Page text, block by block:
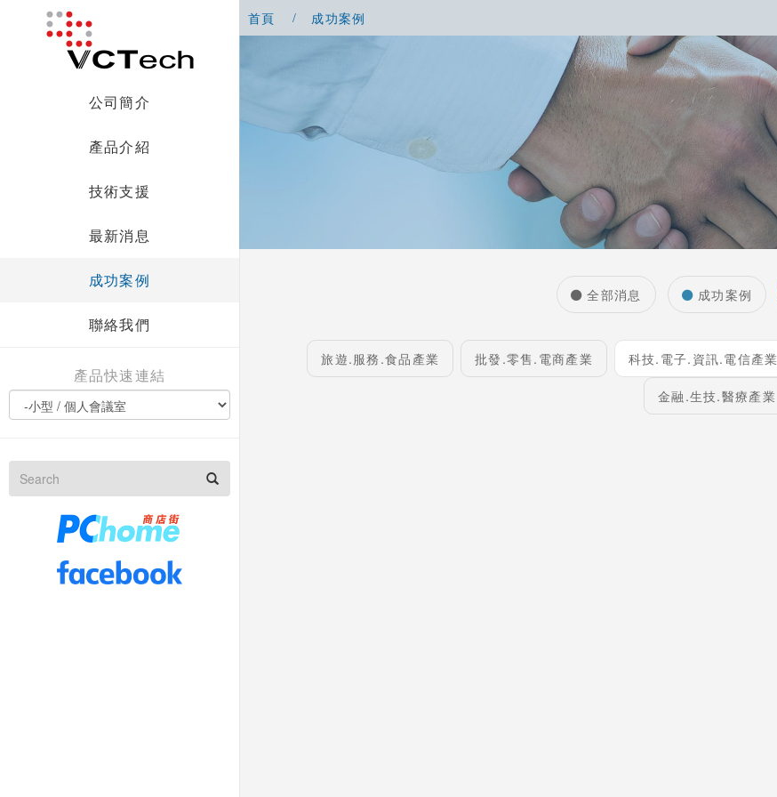
公司簡介
產品介紹
技術支援
最新消息
成功案例
聯絡我們
產品快速連結
首頁 成功案例
全部消息 成功案例
旅遊.服務.食品產業 批發.零售.電商產業 科技.電子.資訊.電信產業
金融.生技.醫療產業